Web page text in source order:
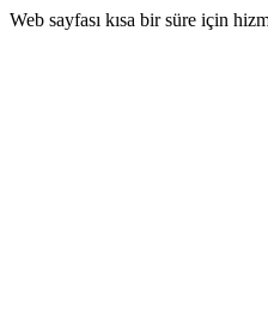
Web sayfası kısa bir süre için